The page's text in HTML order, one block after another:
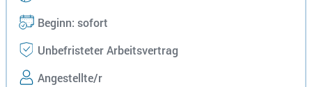
Beginn: sofort
Unbefristeter Arbeitsvertrag
Angestellte/r